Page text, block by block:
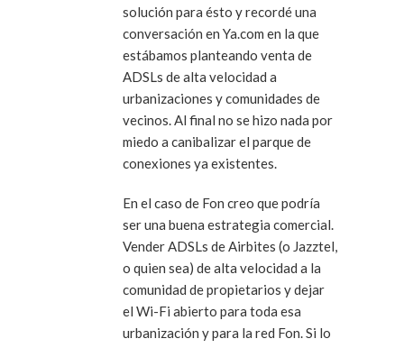
solución para ésto y recordé una
conversación en Ya.com en la que
estábamos planteando venta de
ADSLs de alta velocidad a
urbanizaciones y comunidades de
vecinos. Al final no se hizo nada por
miedo a canibalizar el parque de
conexiones ya existentes.
En el caso de Fon creo que podría
ser una buena estrategia comercial.
Vender ADSLs de Airbites (o Jazztel,
o quien sea) de alta velocidad a la
comunidad de propietarios y dejar
el Wi-Fi abierto para toda esa
urbanización y para la red Fon. Si lo